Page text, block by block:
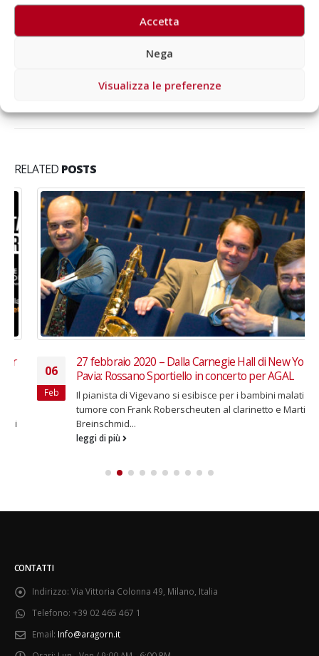
Accetta
Nega
Visualizza le preferenze
RELATED POSTS
27 febbraio 2020 – Dalla Carnegie Hall di New York a
Pavia: Rossano Sportiello in concerto per AGAL
Il pianista di Vigevano si esibisce per i bambini malati di
tumore con Frank Roberscheuten al clarinetto e Martin
Breinschmid...
leggi di più